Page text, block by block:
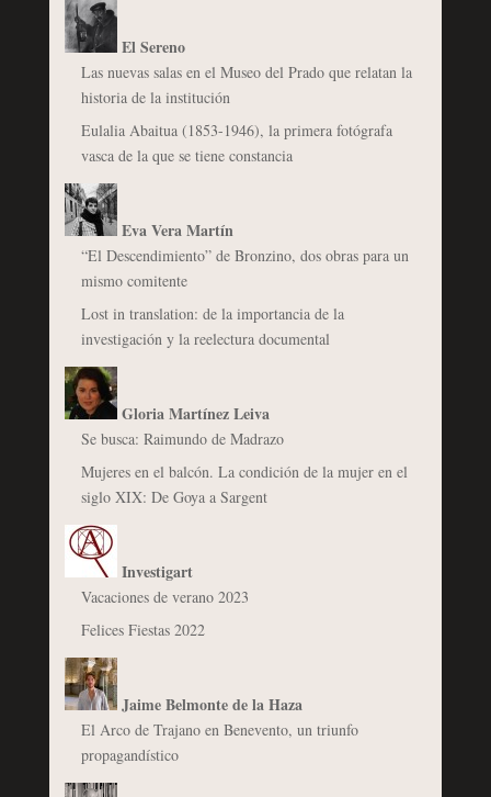
El Sereno
Las nuevas salas en el Museo del Prado que relatan la
historia de la institución
Eulalia Abaitua (1853-1946), la primera fotógrafa
vasca de la que se tiene constancia
Eva Vera Martín
“El Descendimiento” de Bronzino, dos obras para un
mismo comitente
Lost in translation: de la importancia de la
investigación y la reelectura documental
Gloria Martínez Leiva
Se busca: Raimundo de Madrazo
Mujeres en el balcón. La condición de la mujer en el
siglo XIX: De Goya a Sargent
Investigart
Vacaciones de verano 2023
Felices Fiestas 2022
Jaime Belmonte de la Haza
El Arco de Trajano en Benevento, un triunfo
propagandístico